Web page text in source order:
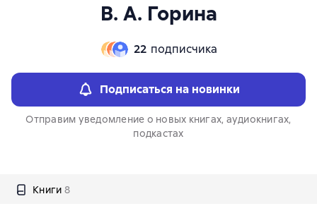
В. А. Горина
22 подписчика
Подписаться на новинки
Отправим уведомление о новых книгах, аудиокнигах,
подкастах
Книги 8